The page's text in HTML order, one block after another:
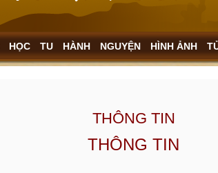
HỌC TU HÀNH NGUYỆN HÌNH ẢNH
THÔNG TIN
THÔNG TIN